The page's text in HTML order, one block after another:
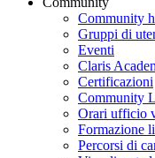
Community
Gruppi di
Eventi
Claris
Certificazioni
Community
Orari ufficio
Formazione
Percorsi di